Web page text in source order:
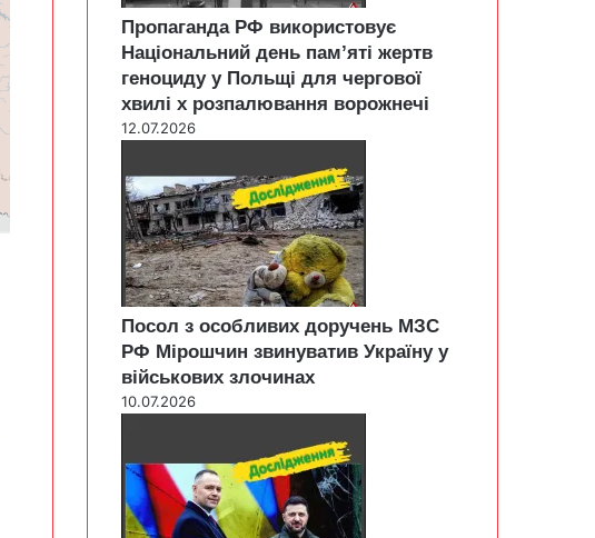
Пропаганда РФ використовує
Національний день пам’яті жертв
геноциду у Польщі для чергової
хвилі х розпалювання ворожнечі
12.07.2026
Посол з особливих доручень МЗС
РФ Мірошчин звинуватив Україну у
військових злочинах
10.07.2026